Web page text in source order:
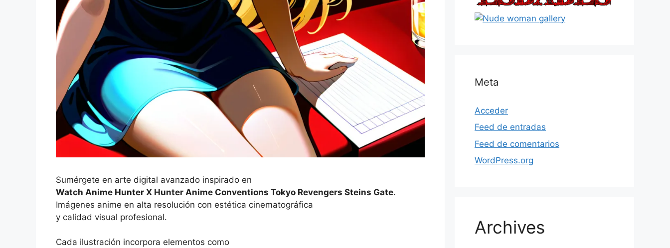
Sumérgete en arte digital avanzado inspirado en
Watch Anime Hunter X Hunter Anime Conventions Tokyo Revengers Steins Gate.
Imágenes anime en alta resolución con estética cinematográfica
y calidad visual profesional.
Cada ilustración incorpora elementos como
Meta
Acceder
Feed de entradas
Feed de comentarios
WordPress.org
Archives